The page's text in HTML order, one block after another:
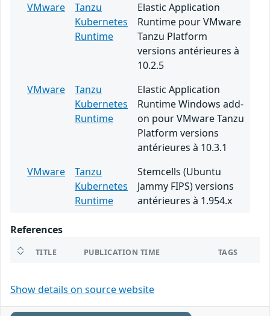
VMware
Tanzu
Kubernetes
Runtime
Elastic Application
Runtime pour VMware
Tanzu Platform
versions antérieures à
10.2.5
VMware
Tanzu
Kubernetes
Runtime
Elastic Application
Runtime Windows add-
on pour VMware Tanzu
Platform versions
antérieures à 10.3.1
VMware
Tanzu
Kubernetes
Runtime
Stemcells (Ubuntu
Jammy FIPS) versions
antérieures à 1.954.x
References
TITLE PUBLICATION TIME TAGS
Show details on source website